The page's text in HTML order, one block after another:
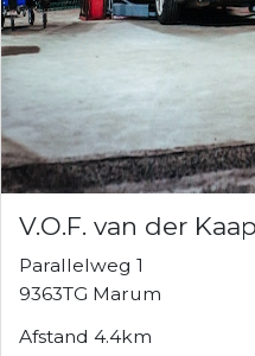
V.O.F. van der
Parallelweg 1
9363TG Marum
Afstand 4.4km